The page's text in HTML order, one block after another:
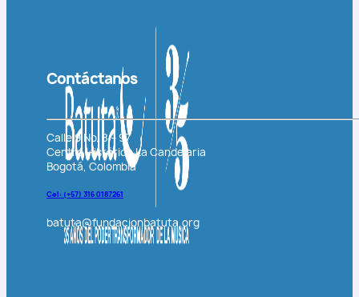
Contáctanos
Calle 9 No. 8 – 97
Centro Histórico La Candelaria
Bogotá, Colombia
Cel: (+57) 316 0187261
batuta@fundacionbatuta.org